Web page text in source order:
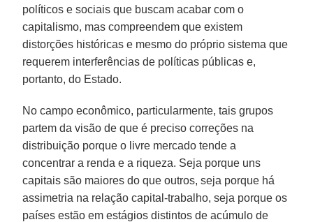
políticos e sociais que buscam acabar com o
capitalismo, mas compreendem que existem
distorções históricas e mesmo do próprio sistema que
requerem interferências de políticas públicas e,
portanto, do Estado.
No campo econômico, particularmente, tais grupos
partem da visão de que é preciso correções na
distribuição porque o livre mercado tende a
concentrar a renda e a riqueza. Seja porque uns
capitais são maiores do que outros, seja porque há
assimetria na relação capital-trabalho, seja porque os
países estão em estágios distintos de acúmulo de